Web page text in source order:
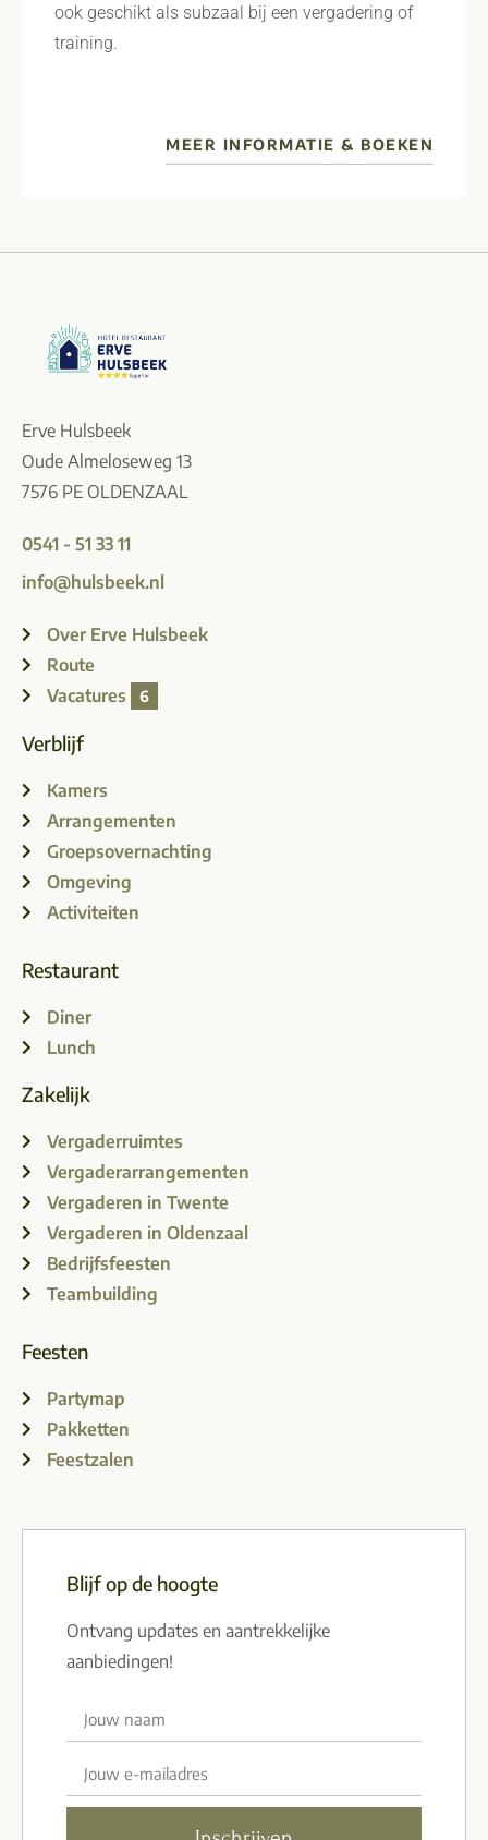
ook geschikt als subzaal bij een vergadering of
training.
MEER INFORMATIE & BOEKEN
Erve Hulsbeek
Oude Almeloseweg 13
7576 PE OLDENZAAL
0541 - 51 33 11
info@hulsbeek.nl
Over Erve Hulsbeek
Route
Vacatures
6
Verblijf
Kamers
Arrangementen
Groepsovernachting
Omgeving
Activiteiten
Restaurant
Diner
Lunch
Zakelijk
Vergaderruimtes
Vergaderarrangementen
Vergaderen in Twente
Vergaderen in Oldenzaal
Bedrijfsfeesten
Teambuilding
Feesten
Partymap
Pakketten
Feestzalen
Blijf op de hoogte
Ontvang updates en aantrekkelijke
aanbiedingen!